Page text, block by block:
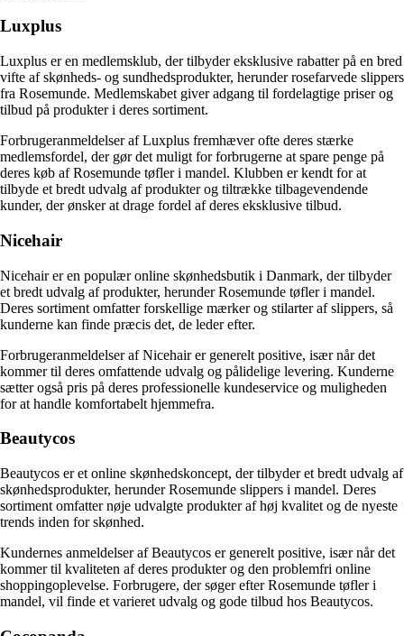
Luxplus
Luxplus er en medlemsklub, der tilbyder eksklusive rabatter på en bred
vifte af skønheds- og sundhedsprodukter, herunder rosefarvede slippers
fra Rosemunde. Medlemskabet giver adgang til fordelagtige priser og
tilbud på produkter i deres sortiment.
Forbrugeranmeldelser af Luxplus fremhæver ofte deres stærke
medlemsfordel, der gør det muligt for forbrugerne at spare penge på
deres køb af Rosemunde tøfler i mandel. Klubben er kendt for at
tilbyde et bredt udvalg af produkter og tiltrække tilbagevendende
kunder, der ønsker at drage fordel af deres eksklusive tilbud.
Nicehair
Nicehair er en populær online skønhedsbutik i Danmark, der tilbyder
et bredt udvalg af produkter, herunder Rosemunde tøfler i mandel.
Deres sortiment omfatter forskellige mærker og stilarter af slippers, så
kunderne kan finde præcis det, de leder efter.
Forbrugeranmeldelser af Nicehair er generelt positive, især når det
kommer til deres omfattende udvalg og pålidelige levering. Kunderne
sætter også pris på deres professionelle kundeservice og muligheden
for at handle komfortabelt hjemmefra.
Beautycos
Beautycos er et online skønhedskoncept, der tilbyder et bredt udvalg af
skønhedsprodukter, herunder Rosemunde slippers i mandel. Deres
sortiment omfatter nøje udvalgte produkter af høj kvalitet og de nyeste
trends inden for skønhed.
Kundernes anmeldelser af Beautycos er generelt positive, især når det
kommer til kvaliteten af deres produkter og den problemfri online
shoppingoplevelse. Forbrugere, der søger efter Rosemunde tøfler i
mandel, vil finde et varieret udvalg og gode tilbud hos Beautycos.